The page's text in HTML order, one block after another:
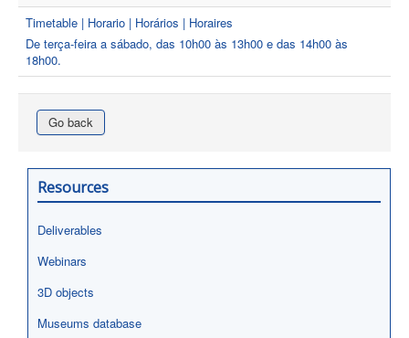
Timetable | Horario | Horários | Horaires
De terça-feira a sábado, das 10h00 às 13h00 e das 14h00 às
18h00.
Go back
Resources
Deliverables
Webinars
3D objects
Museums database